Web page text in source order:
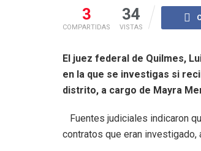
3
COMPARTIDAS
34
VISTAS
El juez federal de Quilmes,
en la que se investigas si
distrito, a cargo de Mayra
Fuentes judiciales indicaron
contratos que eran